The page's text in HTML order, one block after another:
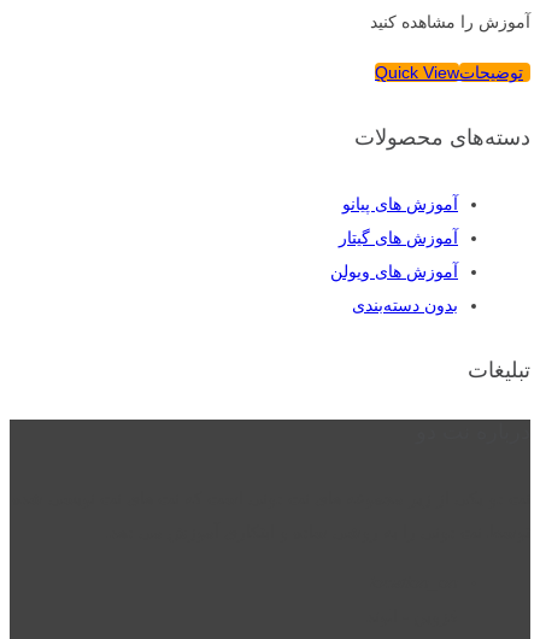
آموزش را مشاهده کنید
توضیحاتQuick View
دسته‌های محصولات
آموزش های پیانو
آموزش های گیتار
آموزش های ویولن
بدون دسته‌بندی
تبلیغات